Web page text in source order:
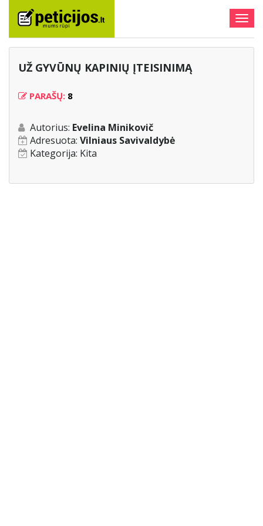
UŽ GYVŪNŲ KAPINIŲ ĮTEISINIMĄ
PARAŠŲ: 8
Autorius: Evelina Minikovič
Adresuota: Vilniaus Savivaldybė
Kategorija: Kita